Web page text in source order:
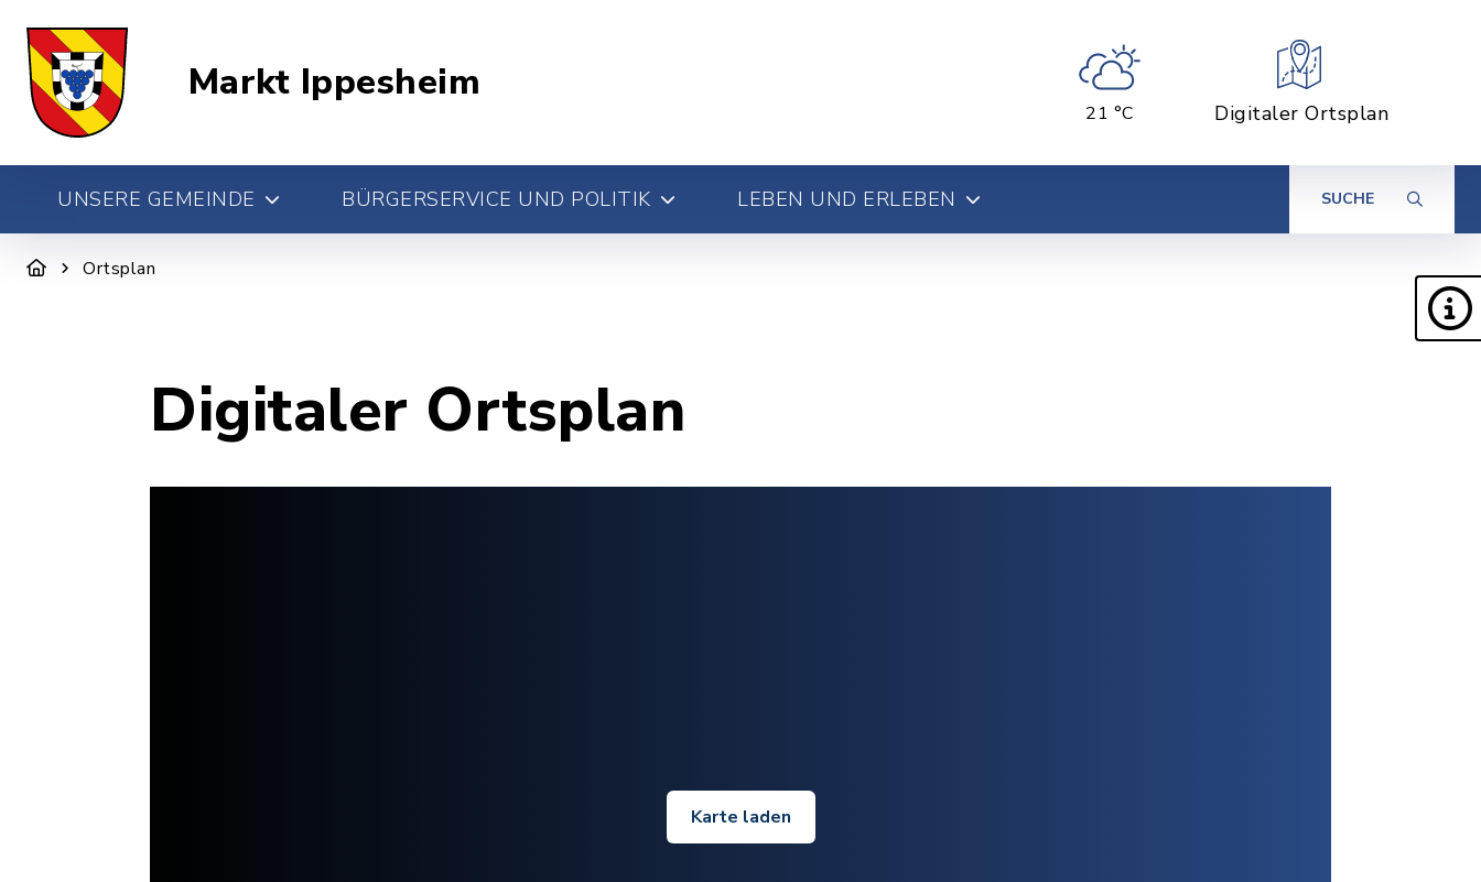
Markt Ippesheim
21 °C Digitaler Ortsplan
UNSERE GEMEINDE BÜRGERSERVICE UND POLITIK LEBEN UND ERLEBEN SUCHE
Ortsplan
Digitaler Ortsplan
Karte laden